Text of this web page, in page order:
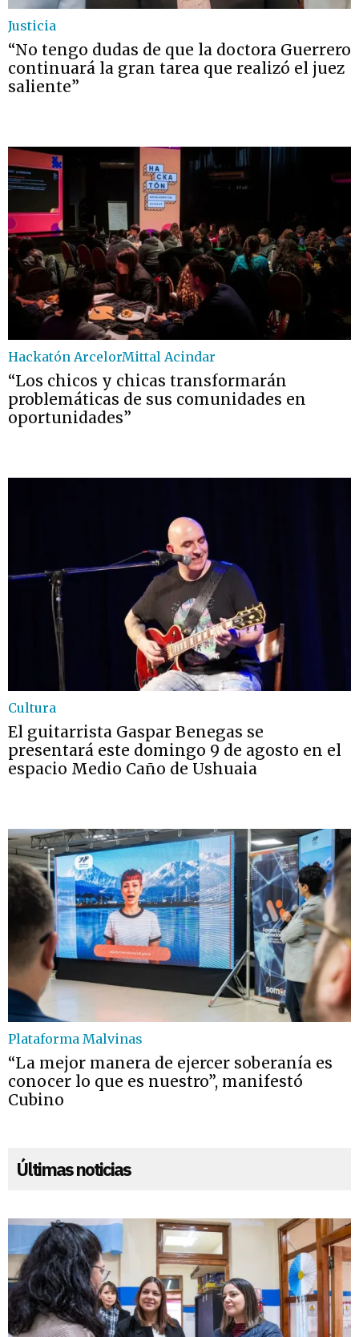
Justicia
“No tengo dudas de que la doctora Guerrero
continuará la gran tarea que realizó el juez
saliente”
Hackatón ArcelorMittal Acindar
“Los chicos y chicas transformarán
problemáticas de sus comunidades en
oportunidades”
Cultura
El guitarrista Gaspar Benegas se
presentará este domingo 9 de agosto en el
espacio Medio Caño de Ushuaia
Plataforma Malvinas
“La mejor manera de ejercer soberanía es
conocer lo que es nuestro”, manifestó
Cubino
Últimas noticias